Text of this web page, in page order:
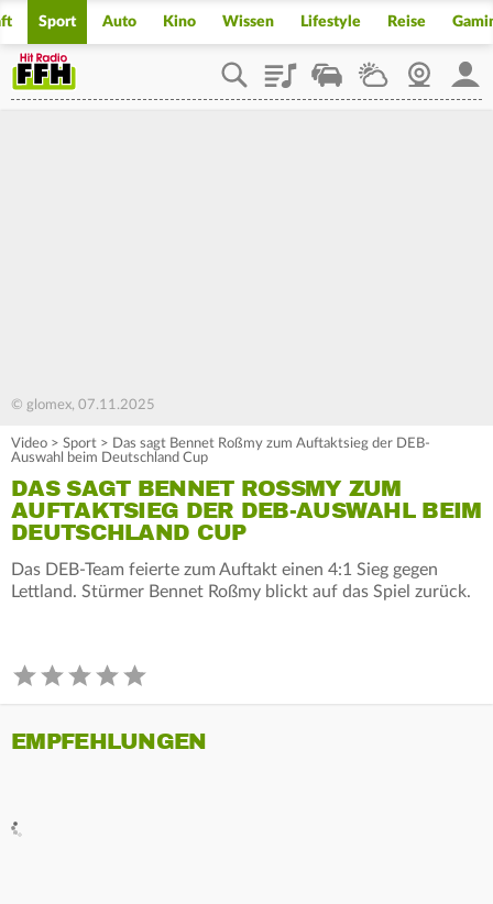
Sport Auto Kino Wissen Lifestyle Reise
PlaylistStaupilotWetterWebcam
© glomex, 07.11.2025
Video > Sport > Das sagt Bennet Roßmy zum Auftaktsieg der DEB-
Auswahl beim Deutschland Cup
DAS SAGT BENNET ROSSMY ZUM A
UFTAKTSIEG DER DEB-AUSWAHL BEIM D
EUTSCHLAND CUP
Das DEB-Team feierte zum Auftakt einen 4:1 Sieg gegen
Lettland. Stürmer Bennet Roßmy blickt auf das Spiel zurück.
EMPFEHLUNGEN